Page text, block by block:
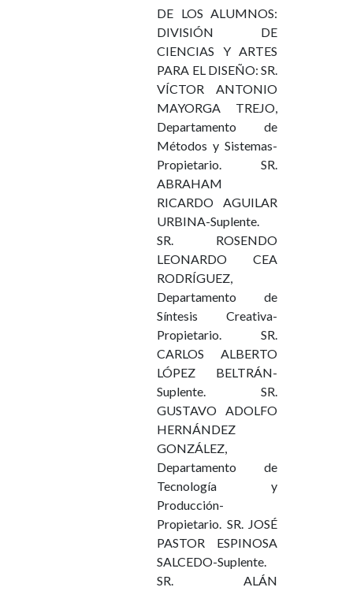
DE LOS ALUMNOS:
DIVISIÓN DE
CIENCIAS Y ARTES
PARA EL DISEÑO: SR.
VÍCTOR ANTONIO
MAYORGA TREJO,
Departamento de
Métodos y Sistemas-
Propietario. SR.
ABRAHAM
RICARDO AGUILAR
URBINA-Suplente.
SR. ROSENDO
LEONARDO CEA
RODRÍGUEZ,
Departamento de
Síntesis Creativa-
Propietario. SR.
CARLOS ALBERTO
LÓPEZ BELTRÁN-
Suplente. SR.
GUSTAVO ADOLFO
HERNÁNDEZ
GONZÁLEZ,
Departamento de
Tecnología y
Producción-
Propietario. SR. JOSÉ
PASTOR ESPINOSA
SALCEDO-Suplente.
SR. ALÁN